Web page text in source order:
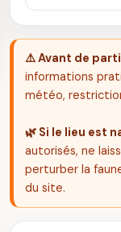
⚠️ Avant de
informations
météo,
🌿 Si le lieu est
autorisés, ne
perturber la
du site.